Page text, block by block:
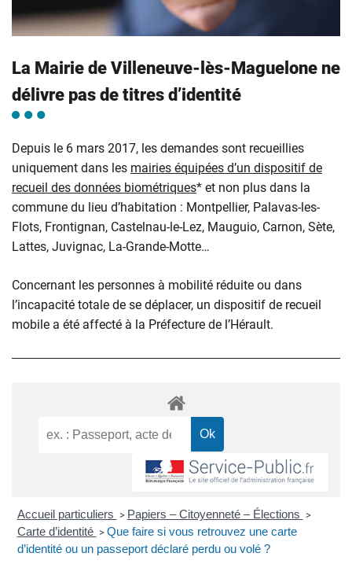
La Mairie de Villeneuve-lès-Maguelone ne
délivre pas de titres d’identité
Depuis le 6 mars 2017, les demandes sont recueillies
uniquement dans les mairies équipées d’un dispositif de
recueil des données biométriques* et non plus dans la
commune du lieu d’habitation : Montpellier, Palavas-les-
Flots, Frontignan, Castelnau-le-Lez, Mauguio, Carnon, Sète,
Lattes, Juvignac, La-Grande-Motte…
Concernant les personnes à mobilité réduite ou dans
l’incapacité totale de se déplacer, un dispositif de recueil
mobile a été affecté à la Préfecture de l’Hérault.
Accueil particuliers > Papiers – Citoyenneté – Élections >
Carte d’identité > Que faire si vous retrouvez une carte
d’identité ou un passeport déclaré perdu ou volé ?